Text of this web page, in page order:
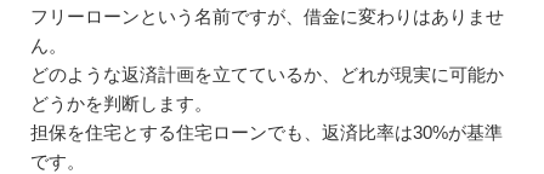
フリーローンという名前ですが、借金に変わりはありませ
ん。
どのような返済計画を立てているか、どれが現実に可能か
どうかを判断します。
担保を住宅とする住宅ローンでも、返済比率は30%が基準
です。